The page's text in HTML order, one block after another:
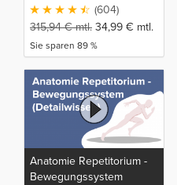
Wirth (1)
(604)
315,94€mtl. 34,99 € mtl.
Sie sparen 89 %
Anatomie Repetitorium -
Bewegungssystem